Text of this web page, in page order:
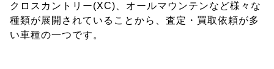
クロスカントリー(XC)、オールマウンテンなど様々な
種類が展開されていることから、査定・買取依頼が多
い車種の一つです。